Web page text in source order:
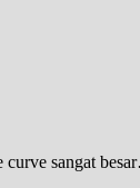
curve sangat